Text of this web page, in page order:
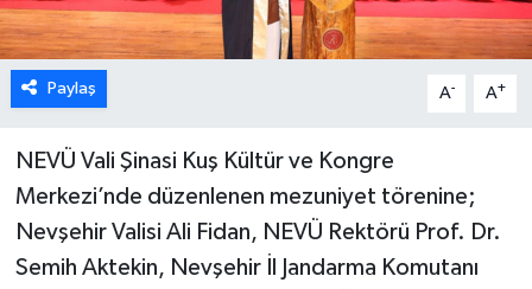
Paylaş A- A+
NEVÜ Vali Şinasi Kuş Kültür ve Kongre
Merkezi’nde düzenlenen mezuniyet törenine;
Nevşehir Valisi Ali Fidan, NEVÜ Rektörü Prof. Dr.
Semih Aktekin, Nevşehir İl Jandarma Komutanı